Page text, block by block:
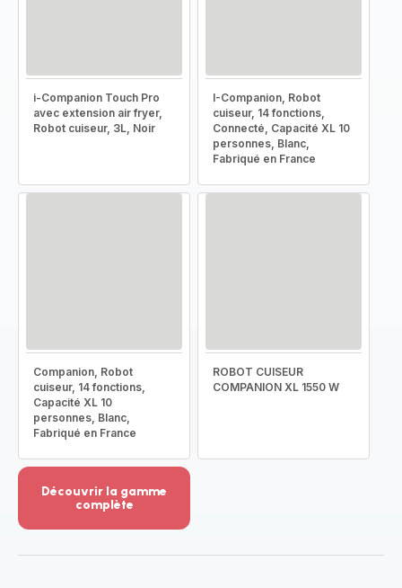
i-Companion Touch Pro
avec extension air fryer,
Robot cuiseur, 3L, Noir
I-Companion, Robot
cuiseur, 14 fonctions,
Connecté, Capacité XL 10
personnes, Blanc,
Fabriqué en France
Companion, Robot
cuiseur, 14 fonctions,
Capacité XL 10
personnes, Blanc,
Fabriqué en France
ROBOT CUISEUR
COMPANION XL 1550 W
Découvrir la gamme
complète
-